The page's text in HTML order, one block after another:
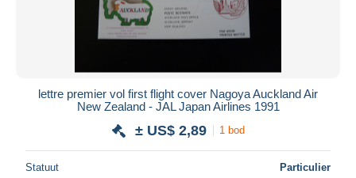
lettre premier vol first flight cover Nagoya Auckland Air
New Zealand - JAL Japan Airlines 1991
± US$ 2,89 1 bod
Statuut Particulier